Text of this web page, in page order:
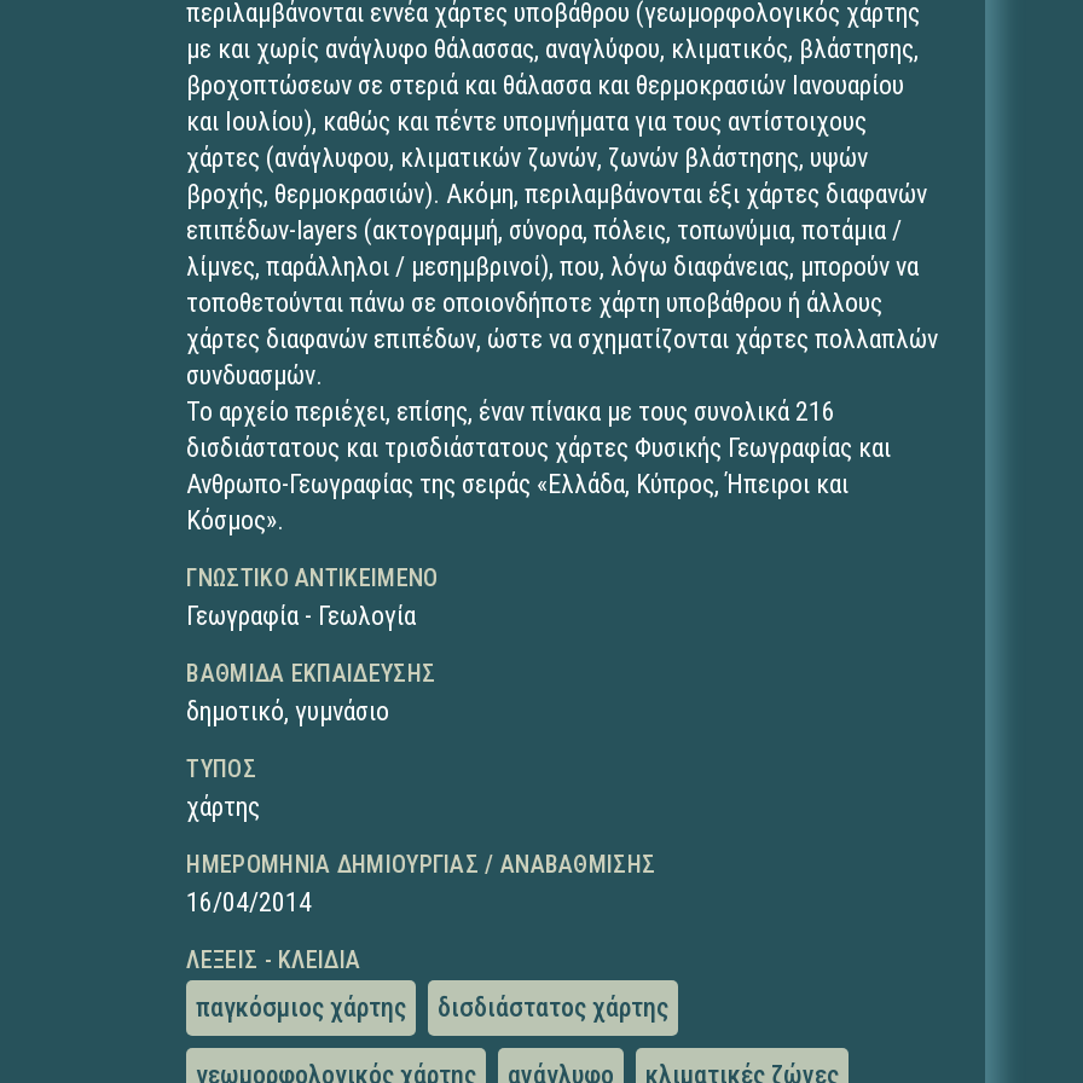
περιλαμβάνονται εννέα χάρτες υποβάθρου (γεωμορφολογικός χάρτης
με και χωρίς ανάγλυφο θάλασσας, αναγλύφου, κλιματικός, βλάστησης,
βροχοπτώσεων σε στεριά και θάλασσα και θερμοκρασιών Ιανουαρίου
και Ιουλίου), καθώς και πέντε υπομνήματα για τους αντίστοιχους
χάρτες (ανάγλυφου, κλιματικών ζωνών, ζωνών βλάστησης, υψών
βροχής, θερμοκρασιών). Ακόμη, περιλαμβάνονται έξι χάρτες διαφανών
επιπέδων-layers (ακτογραμμή, σύνορα, πόλεις, τοπωνύμια, ποτάμια /
λίμνες, παράλληλοι / μεσημβρινοί), που, λόγω διαφάνειας, μπορούν να
τοποθετούνται πάνω σε οποιονδήποτε χάρτη υποβάθρου ή άλλους
χάρτες διαφανών επιπέδων, ώστε να σχηματίζονται χάρτες πολλαπλών
συνδυασμών.
Το αρχείο περιέχει, επίσης, έναν πίνακα με τους συνολικά 216
δισδιάστατους και τρισδιάστατους χάρτες Φυσικής Γεωγραφίας και
Ανθρωπο-Γεωγραφίας της σειράς «Ελλάδα, Κύπρος, Ήπειροι και
Κόσμος».
ΓΝΩΣΤΙΚΌ ΑΝΤΙΚΕΊΜΕΝΟ
Γεωγραφία - Γεωλογία
ΒΑΘΜΊΔΑ ΕΚΠΑΊΔΕΥΣΗΣ
δημοτικό,γυμνάσιο
ΤΎΠΟΣ
χάρτης
ΗΜΕΡΟΜΗΝΊΑ ΔΗΜΙΟΥΡΓΊΑΣ / ΑΝΑΒΆΘΜΙΣΗΣ
16/04/2014
ΛΈΞΕΙΣ - ΚΛΕΙΔΙΆ
παγκόσμιος χάρτης δισδιάστατος χάρτης
γεωμορφολογικός χάρτης ανάγλυφο κλιματικές ζώνες